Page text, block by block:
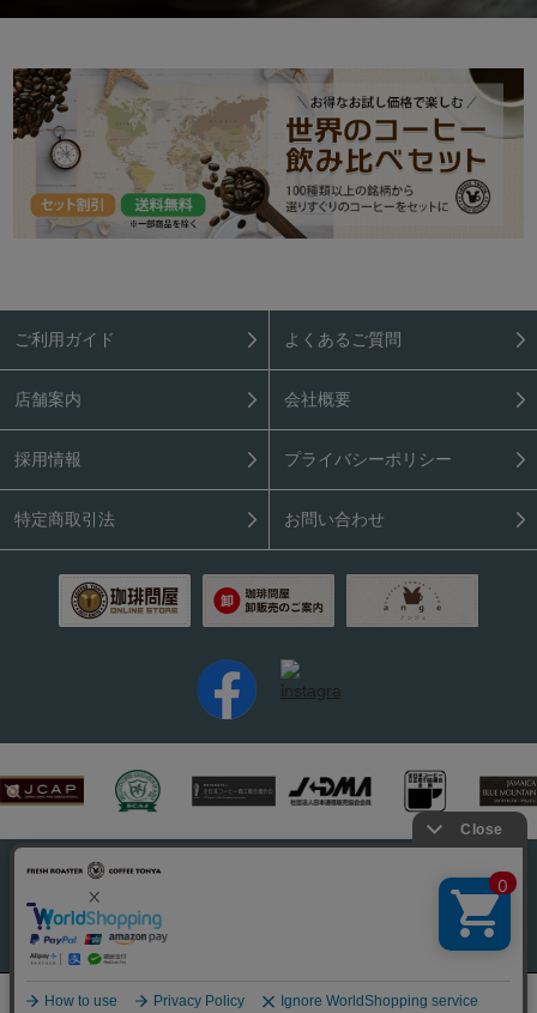
0
ご利用ガイド よくあるご質問
店舗案内 会社概要
採用情報 プライバシーポリシー
特定商取引法 お問い合わせ
Copyright (C) 2026 Coffee Tonya. All rights reserved.